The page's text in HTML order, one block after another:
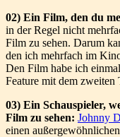
02) Ein Film, den du
in der Regel nicht
Film zu sehen. Darum
den ich mehrfach im
Den Film habe ich
Feature mit dem zweiten
03) Ein Schauspieler,
Film zu sehen: Johnny
einen